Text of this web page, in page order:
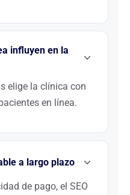
de «dentista + su
ventaja considerable
pacientes.
influyen en la
elige la clínica con
en línea.
integra la gestión de
las reseñas
a largo plazo
de pago, el SEO